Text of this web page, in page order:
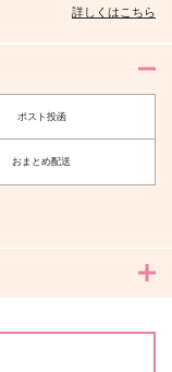
詳しくはこちら
ポスト投函
おまとめ配送